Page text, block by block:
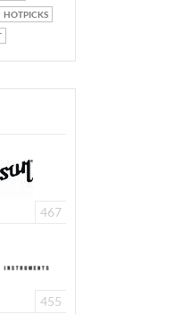
HOTPICKS
467
455